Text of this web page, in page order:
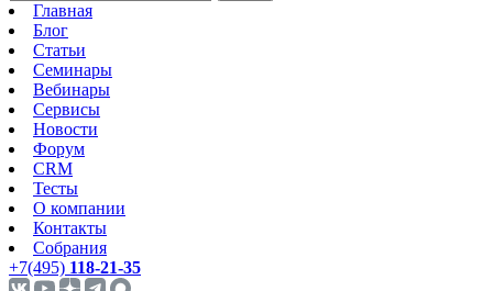
Главная
Блог
Статьи
Семинары
Вебинары
Сервисы
Новости
Форум
CRM
Тесты
О компании
Контакты
Собрания
+7(495) 118-21-35